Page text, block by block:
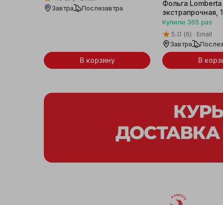
Завтра
Послезавтра
В корзину
Фольга Lomberta
экстрапрочная,
Купили 365 раз
5.0 (6)
Emall
Завтра
В
Беларусь